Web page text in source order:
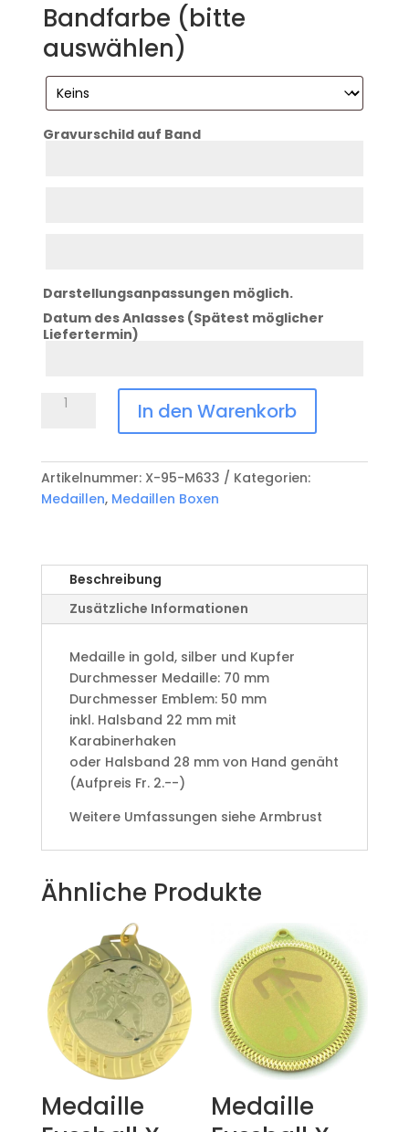
Bandfarbe (bitte
auswählen)
Gravurschild auf Band
Darstellungsanpassungen möglich.
Datum des Anlasses (Spätest möglicher
Liefertermin)
Medaille
95-
M633
Menge
In den Warenkorb
Artikelnummer: X-95-M633
Kategorien:
Medaillen, Medaillen Boxen
Beschreibung
Zusätzliche Informationen
Medaille in gold, silber und Kupfer
​Durchmesser Medaille: 70 mm
Durchmesser Emblem: 50 mm
​inkl. Halsband 22 mm mit
Karabinerhaken
oder Halsband 28 mm von Hand genäht
(Aufpreis Fr. 2.--)
Weitere Umfassungen siehe Armbrust
Ähnliche Produkte
Medaille
Medaille